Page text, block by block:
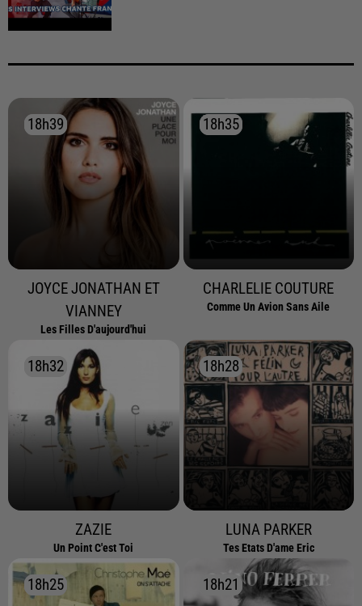
18h39
18h39
JOYCE JONATHAN ET
VIANNEY
Les Filles D'aujourd'hui
18h35
18h35
CHARLELIE COUTURE
Comme Un Avion Sans Aile
18h32
18h32
ZAZIE
Un Point C'est Toi
18h28
18h28
LUNA PARKER
Tes Etats D'ame Eric
18h25
18h25 18h21
18h21